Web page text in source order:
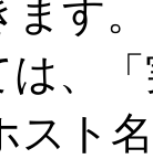
す。
、
スト